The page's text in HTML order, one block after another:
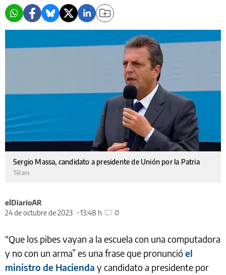
Sergio Massa, candidato a presidente de Unión por la Patria
Télam
elDiarioAR
24 de octubre de 2023
13:48 h 0
“Que los pibes vayan a la escuela con una computadora
y no con un arma” es una frase que pronuncióel
ministro de Hacienda y candidato a presidente por